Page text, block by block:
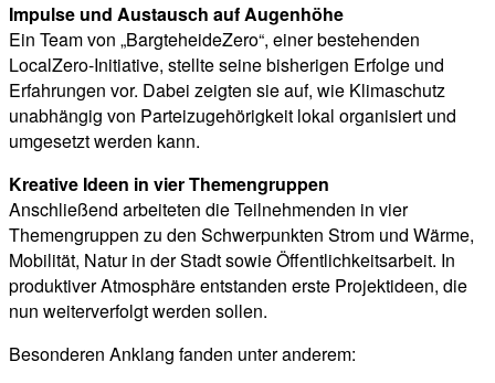
Impulse und Austausch auf Augenhöhe
Ein Team von „BargteheideZero“, einer bestehenden
LocalZero-Initiative, stellte seine bisherigen Erfolge und
Erfahrungen vor. Dabei zeigten sie auf, wie Klimaschutz
unabhängig von Parteizugehörigkeit lokal organisiert und
umgesetzt werden kann.
Kreative Ideen in vier Themengruppen
Anschließend arbeiteten die Teilnehmenden in vier
Themengruppen zu den Schwerpunkten Strom und Wärme,
Mobilität, Natur in der Stadt sowie Öffentlichkeitsarbeit. In
produktiver Atmosphäre entstanden erste Projektideen, die
nun weiterverfolgt werden sollen.
Besonderen Anklang fanden unter anderem: